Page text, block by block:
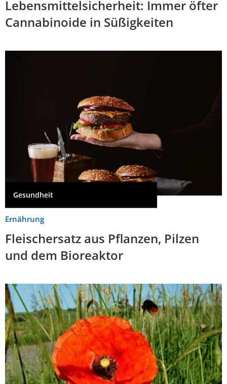
Lebensmittelsicherheit: Immer öfter
Cannabinoide in Süßigkeiten
Gesundheit
Ernährung
Fleischersatz aus Pflanzen, Pilzen
und dem Bioreaktor